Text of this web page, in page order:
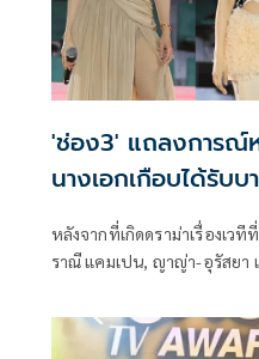
'ช่อง3' แถลงการณ์ห
นางเอกเกือบได้รับบ
หลังจากที่เกิดดราม่าเรื่องเว
ราณี แคมเปน, ญาญ่า-อุรัสยา
นางเอกต้องปีนขึ้นเวทีที่กำลั
ได้ซ้อมไว้ ทั้งๆที่ใส่ส้นสูงและ